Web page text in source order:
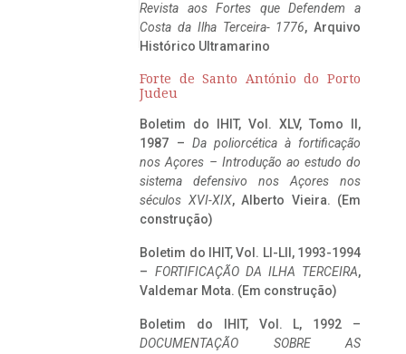
Revista aos Fortes que Defendem a
Costa da Ilha Terceira- 1776, Arquivo
Histórico Ultramarino
Forte de Santo António do Porto
Judeu
Boletim do IHIT, Vol. XLV, Tomo II,
1987 – Da poliorcética à fortificação
nos Açores – Introdução ao estudo do
sistema defensivo nos Açores nos
séculos XVI-XIX, Alberto Vieira. (Em
construção)
Boletim do IHIT, Vol. LI-LII, 1993-1994
– FORTIFICAÇÃO DA ILHA TERCEIRA,
Valdemar Mota. (Em construção)
Boletim do IHIT, Vol. L, 1992 –
DOCUMENTAÇÃO SOBRE AS